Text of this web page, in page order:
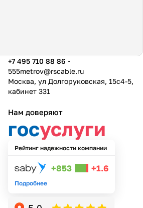
+7 495 710 88 86
555metrov@rscable.ru
Москва, ул Долгоруковская, 15с4-5,
кабинет 331
Нам доверяют
госуслуги
Рейтинг надежности компании
+853 +1.6
Подробнее